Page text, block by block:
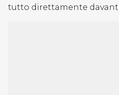
tutto direttamente davanti